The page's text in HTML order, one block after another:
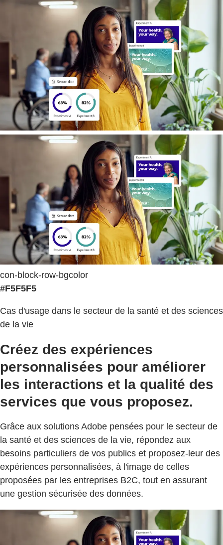
con-block-row-bgcolor
#F5F5F5
Cas d'usage dans le secteur de la santé et des sciences
de la vie
Créez des expériences
personnalisées pour améliorer
les interactions et la qualité des
services que vous proposez.
Grâce aux solutions Adobe pensées pour le secteur de
la santé et des sciences de la vie, répondez aux
besoins particuliers de vos publics et proposez-leur des
expériences personnalisées, à l'image de celles
proposées par les entreprises B2C, tout en assurant
une gestion sécurisée des données.